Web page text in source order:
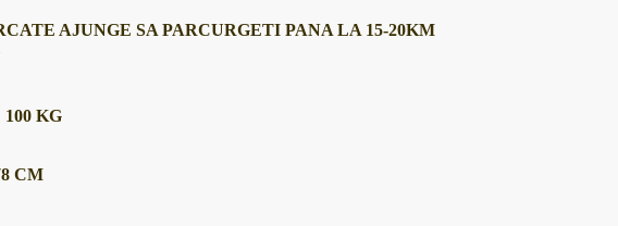
AJUNGE SA PARCURGETI PANA LA 15-20KM
KG
CM